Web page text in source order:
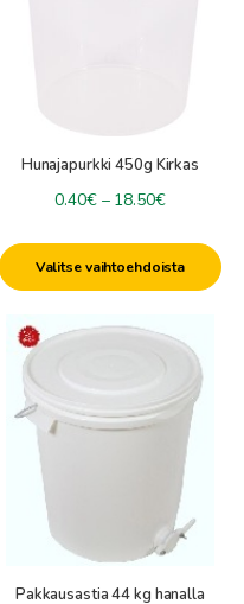
Hunajapurkki 450g Kirkas
0.40€ – 18.50€
18.50€
Valitse vaihtoehdoista
sivulla.
Pakkausastia 44 kg hanalla